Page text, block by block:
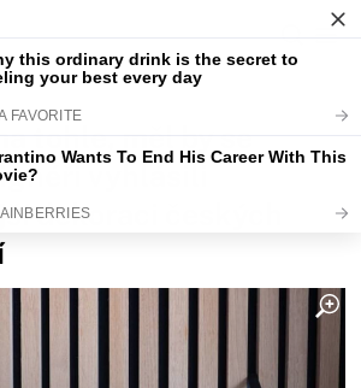
tohle, měl by se
vyhlásili
dekoraci českých